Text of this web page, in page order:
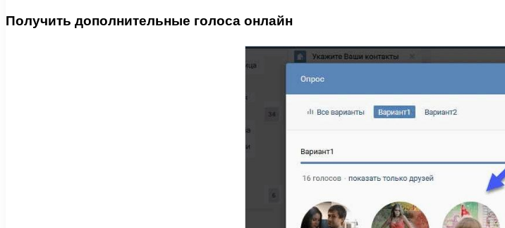
Получить дополнительные голоса онлайн